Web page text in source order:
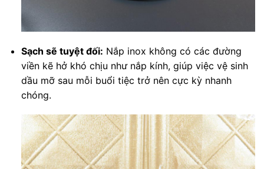
Sạch sẽ tuyệt đối: Nắp inox không có các đường
viền kẽ hở khó chịu như nắp kính, giúp việc vệ sinh
dầu mỡ sau mỗi buổi tiệc trở nên cực kỳ nhanh
chóng.